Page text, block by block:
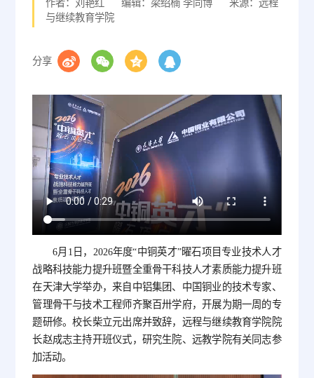
作者：刘艳红 编辑：梁绍楠 李同博
来源：远程
与继续教育学院
分享
6月1日，2026年度“中铜英才”曜石项目专业技术人才
战略科技能力提升班暨全重骨干科技人才素质能力提升班
在天津大学举办，来自中铝集团、中国铜业的技术专家、
管理骨干与技术工程师齐聚百卅学府，开展为期一周的专
题研修。校长柴立元出席并致辞，远程与继续教育学院院
长赵成志主持开班仪式，研究生院、远教学院有关同志参
加活动。